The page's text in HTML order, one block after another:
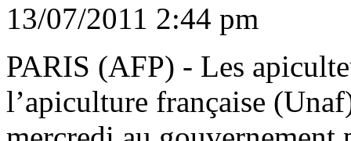
13/07/2011 2:44 pm
PARIS (AFP) - Les
l’apiculture française